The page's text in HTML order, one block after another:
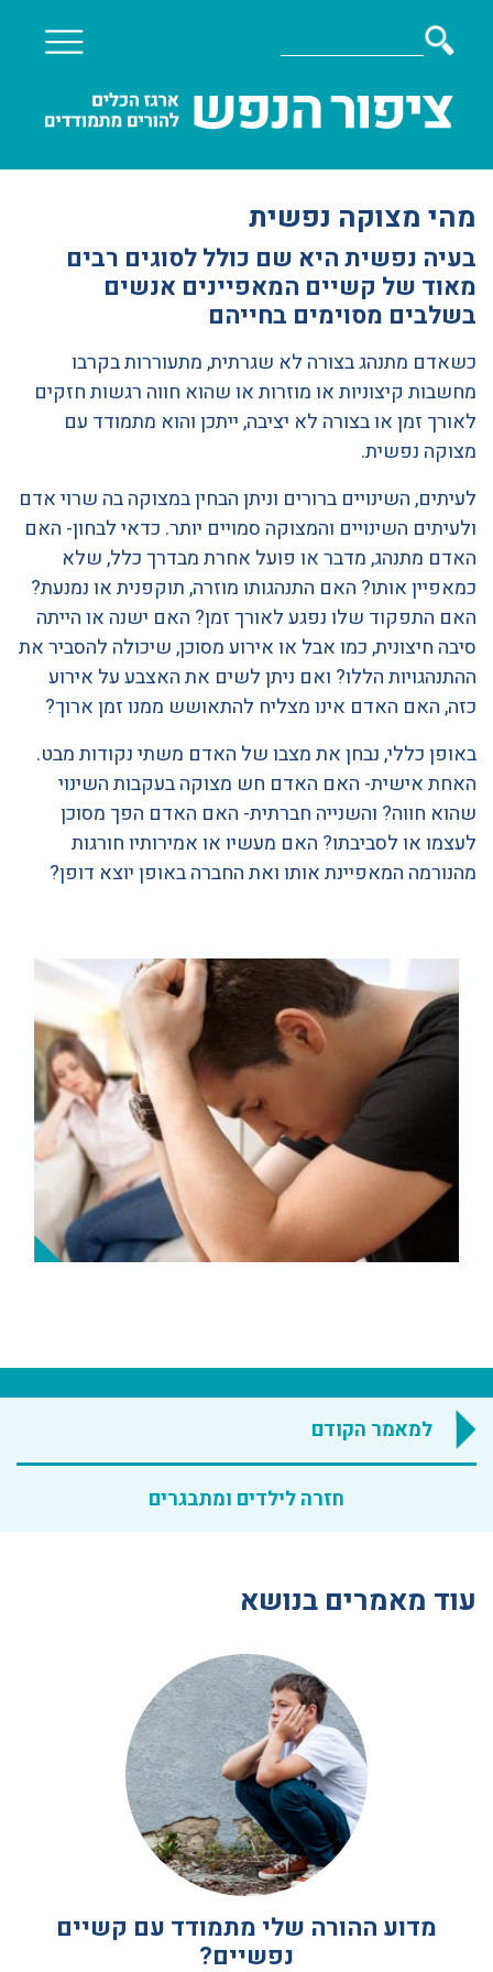
מהי מצוקה נפשית
בעיה נפשית היא שם כולל לסוגים רבים
מאוד של קשיים המאפיינים אנשים
בשלבים מסוימים בחייהם
כשאדם מתנהג בצורה לא שגרתית, מתעוררות בקרבו
מחשבות קיצוניות או מוזרות או שהוא חווה רגשות חזקים
לאורך זמן או בצורה לא יציבה, ייתכן והוא מתמודד עם
מצוקה נפשית.
לעיתים, השינויים ברורים וניתן הבחין במצוקה בה שרוי אדם
ולעיתים השינויים והמצוקה סמויים יותר. כדאי לבחון- האם
האדם מתנהג, מדבר או פועל אחרת מבדרך כלל, שלא
כמאפיין אותו? האם התנהגותו מוזרה, תוקפנית או נמנעת?
האם התפקוד שלו נפגע לאורך זמן? האם ישנה או הייתה
סיבה חיצונית, כמו אבל או אירוע מסוכן, שיכולה להסביר את
ההתנהגויות הללו? ואם ניתן לשים את האצבע על אירוע
כזה, האם האדם אינו מצליח להתאושש ממנו זמן ארוך?
באופן כללי, נבחן את מצבו של האדם משתי נקודות מבט.
האחת אישית- האם האדם חש מצוקה בעקבות השינוי
שהוא חווה? והשנייה חברתית- האם האדם הפך מסוכן
לעצמו או לסביבתו? האם מעשיו או אמירותיו חורגות
מהנורמה המאפיינת אותו ואת החברה באופן יוצא דופן?
למאמר הקודם
חזרה לילדים ומתבגרים
עוד מאמרים בנושא
מדוע ההורה שלי מתמודד עם קשיים
נפשיים?